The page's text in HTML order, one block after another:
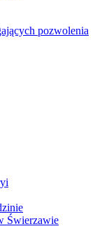
pozwolenia
Świerzawie